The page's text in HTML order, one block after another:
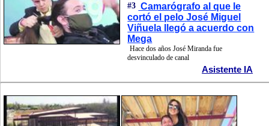
#3 Camarógrafo al que le
cortó el pelo José Miguel
Viñuela llegó a acuerdo con
Mega
Hace dos años José Miranda fue
desvinculado de canal
Asistente IA